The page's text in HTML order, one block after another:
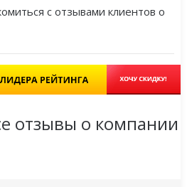
с отзывами клиентов о
отзывы о компании